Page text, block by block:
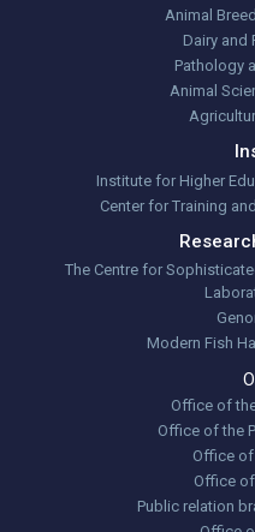
Animal
Dairy and
Pathology
Animal
Institute for Higher
Center for Training
The Centre for
Modern Fish
Office of
Office of the
Office of
Office
Public relation